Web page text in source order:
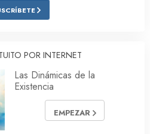
POR INTERNET
Las Dinámicas de la
Existencia
EMPEZAR